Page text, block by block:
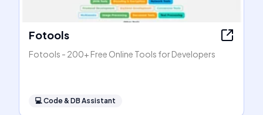
Fotools
Fotools - 200+ Free Online Tools for Developers
💻Code & DB Assistant